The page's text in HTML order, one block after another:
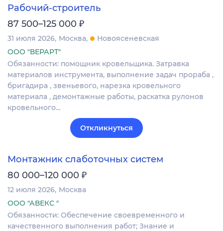
Рабочий-строитель
87 500–125 000 ₽
31 июля 2026 Москва
Новоясеневская
ООО "ВЕРАРТ"
Обязанности: помощник кровельщика. Затравка
материалов инструмента, выполнение задач прораба ,
бригадира , звеньевого, нарезка кровельного
материала , демонтажные работы, раскатка рулонов
кровельного…
Откликнуться
Монтажник слаботочных систем
80 000–120 000 ₽
12 июля 2026 Москва
ООО "АВЕКС "
Обязанности: Обеспечение своевременного и
качественного выполнения работ; Знание и